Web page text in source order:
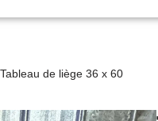
Tableau de liège 36 x 60